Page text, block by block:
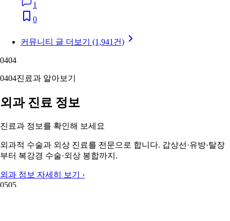
1
0
커뮤니티 글 더보기 (1,941건)
0404
0404진료과 알아보기
외과 진료 정보
진료과 정보를 확인해 보세요
외과적 수술과 외상 진료를 전문으로 합니다. 갑상선·유방·탈장
부터 복강경 수술·외상 봉합까지.
외과 정보 자세히 보기 ›
0505